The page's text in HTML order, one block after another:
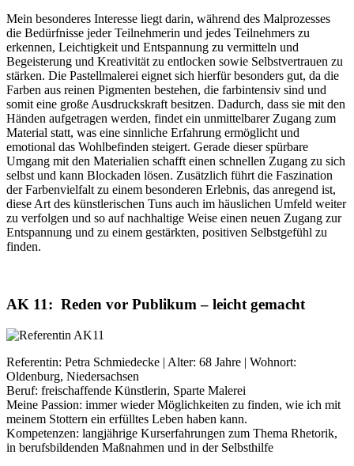
Mein besonderes Interesse liegt darin, während des Malprozesses
die Bedürfnisse jeder Teilnehmerin und jedes Teilnehmers zu
erkennen, Leichtigkeit und Entspannung zu vermitteln und
Begeisterung und Kreativität zu entlocken sowie Selbstvertrauen zu
stärken. Die Pastellmalerei eignet sich hierfür besonders gut, da die
Farben aus reinen Pigmenten bestehen, die farbintensiv sind und
somit eine große Ausdruckskraft besitzen. Dadurch, dass sie mit den
Händen aufgetragen werden, findet ein unmittelbarer Zugang zum
Material statt, was eine sinnliche Erfahrung ermöglicht und
emotional das Wohlbefinden steigert. Gerade dieser spürbare
Umgang mit den Materialien schafft einen schnellen Zugang zu sich
selbst und kann Blockaden lösen. Zusätzlich führt die Faszination
der Farbenvielfalt zu einem besonderen Erlebnis, das anregend ist,
diese Art des künstlerischen Tuns auch im häuslichen Umfeld weiter
zu verfolgen und so auf nachhaltige Weise einen neuen Zugang zur
Entspannung und zu einem gestärkten, positiven Selbstgefühl zu
finden.
AK 11: Reden vor Publikum – leicht gemacht
Referentin: Petra Schmiedecke | Alter: 68 Jahre | Wohnort:
Oldenburg, Niedersachsen
Beruf: freischaffende Künstlerin, Sparte Malerei
Meine Passion: immer wieder Möglichkeiten zu finden, wie ich mit
meinem Stottern ein erfülltes Leben haben kann.
Kompetenzen: langjährige Kurserfahrungen zum Thema Rhetorik,
in berufsbildenden Maßnahmen und in der Selbsthilfe